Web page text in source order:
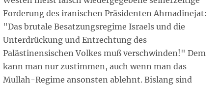
Forderung des iranischen Präsidenten Ahmadinejat:
"Das brutale Besatzungsregime Israels und die
Unterdrückung und Entrechtung des
Palästinensischen Volkes muß verschwinden!" Dem
kann man nur zustimmen, auch wenn man das
Mullah-Regime ansonsten ablehnt. Bislang sind